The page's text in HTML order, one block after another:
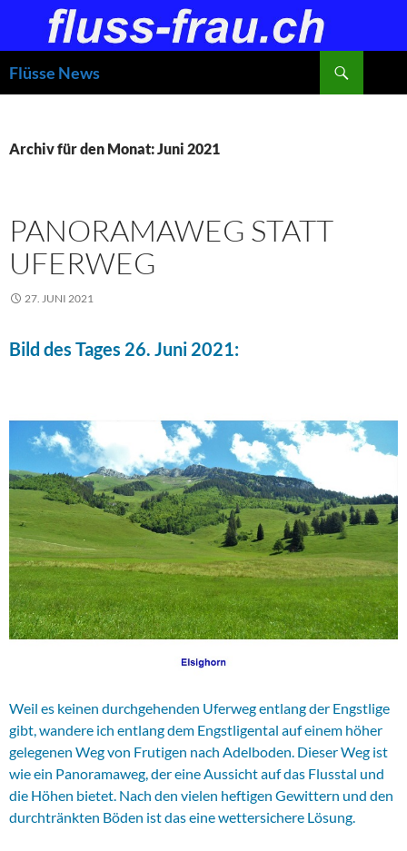
springen
Flüsse News
Archiv für den Monat: Juni 2021
PANORAMAWEG STATT
UFERWEG
27. JUNI 2021
Bild des Tages 26. Juni 2021:
Weil es keinen durchgehenden Uferweg entlang der Engstlige
gibt, wandere ich entlang dem Engstligental auf einem höher
gelegenen Weg von Frutigen nach Adelboden. Dieser Weg ist
wie ein Panoramaweg, der eine Aussicht auf das Flusstal und
die Höhen bietet. Nach den vielen heftigen Gewittern und den
durchtränkten Böden ist das eine wettersichere Lösung.